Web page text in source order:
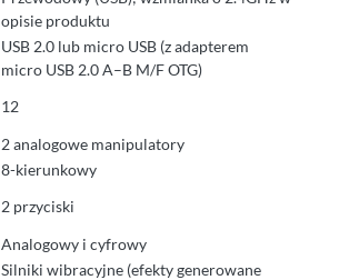
opisie produktu
USB 2.0 lub micro USB (z adapterem
micro USB 2.0 A–B M/F OTG)
12
2 analogowe manipulatory
8-kierunkowy
2 przyciski
Analogowy i cyfrowy
Silniki wibracyjne (efekty generowane